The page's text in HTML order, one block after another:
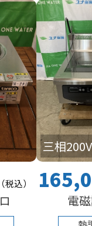
税込）
三相200V
電